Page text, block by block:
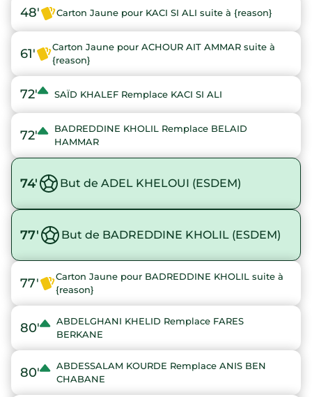
48' Carton Jaune pour KACI SI ALI suite à {reason}
61'
Carton Jaune pour ACHOUR AIT AMMAR suite à
{reason}
72' SAÏD KHALEF Remplace KACI SI ALI
72'
BADREDDINE KHOLIL Remplace BELAID
HAMMAR
74' But de ADEL KHELOUI (ESDEM)
77' But de BADREDDINE KHOLIL (ESDEM)
77'
Carton Jaune pour BADREDDINE KHOLIL suite à
{reason}
80'
ABDELGHANI KHELID Remplace FARES
BERKANE
80'
ABDESSALAM KOURDE Remplace ANIS BEN
CHABANE